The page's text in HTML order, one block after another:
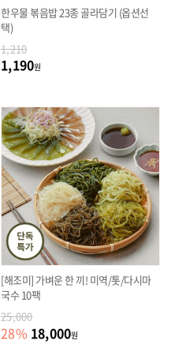
한우물 볶음밥 23종 골라담기 (옵션선
택)
1,210
1,190원
[해조미] 가벼운 한 끼! 미역/톳/다시마
국수 10팩
25,000
28% 18,000원